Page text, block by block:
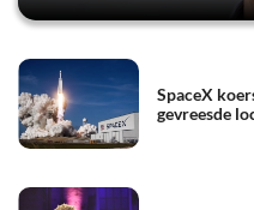
SpaceX
gevreesde